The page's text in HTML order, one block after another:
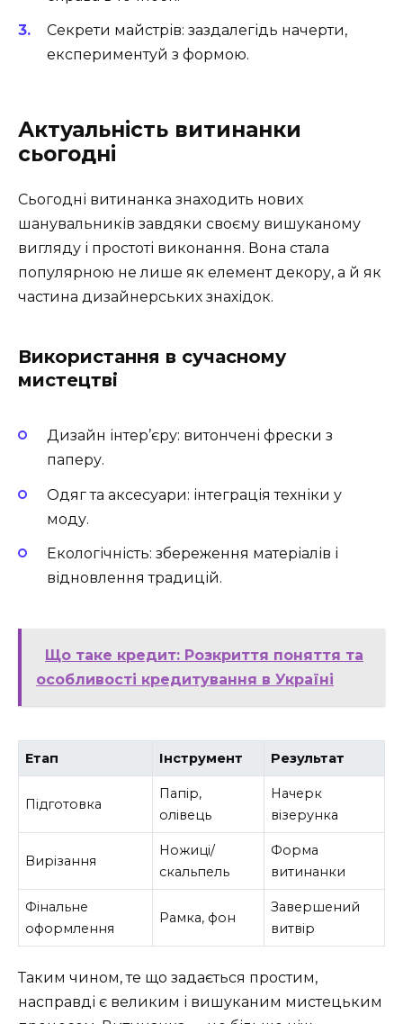
Секрети майстрів: заздалегідь начерти,
експериментуй з формою.
Актуальність витинанки
сьогодні
Сьогодні витинанка знаходить нових
шанувальників завдяки своєму вишуканому
вигляду і простоті виконання. Вона стала
популярною не лише як елемент декору, а й як
частина дизайнерських знахідок.
Використання в сучасному
мистецтві
Дизайн інтер’єру: витончені фрески з
паперу.
Одяг та аксесуари: інтеграція техніки у
моду.
Екологічність: збереження матеріалів і
відновлення традицій.
Що таке кредит: Розкриття поняття та
особливості кредитування в Україні
Етап Інструмент Результат
Підготовка
Папір,
олівець
Начерк
візерунка
Вирізання
Ножиці/
скальпель
Форма
витинанки
Фінальне
оформлення
Рамка, фон
Завершений
витвір
Таким чином, те що задається простим,
насправді є великим і вишуканим мистецьким